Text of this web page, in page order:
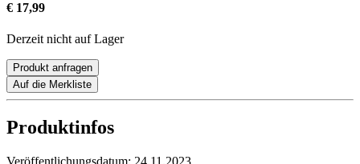
€ 17,99
Derzeit nicht auf Lager
Produkt anfragen
Auf die Merkliste
Produktinfos